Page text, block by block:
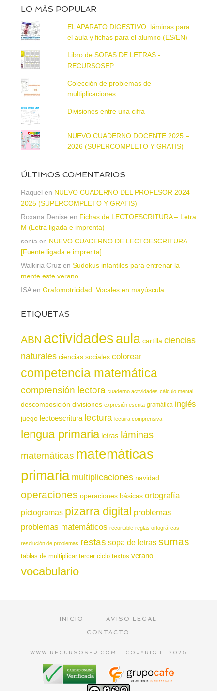
LO MÁS POPULAR
EL APARATO DIGESTIVO: láminas para
el aula y fichas para el alumno (ES/EN)
Libro de SOPAS DE LETRAS -
RECURSOSEP
Colección de problemas de
multiplicaciones
Divisiones entre una cifra
NUEVO CUADERNO DOCENTE 2025 –
2026 (SUPERCOMPLETO Y GRATIS)
ÚLTIMOS COMENTARIOS
Raquel en NUEVO CUADERNO DEL PROFESOR 2024 –
2025 (SUPERCOMPLETO Y GRATIS)
Roxana Denise en Fichas de LECTOESCRITURA – Letra
M (Letra ligada e imprenta)
sonia en NUEVO CUADERNO DE LECTOESCRITURA
[Fuente ligada e imprenta]
Walkiria Cruz en Sudokus infantiles para entrenar la
mente este verano
ISAen Grafomotricidad. Vocales en mayúscula
ETIQUETAS
ABN actividadesaula cartilla ciencias
naturales ciencias sociales colorear
competencia matemática
comprensión lectora cuaderno actividades cálculo mental
descomposición divisiones expresión escrita gramática inglés
juego lectoescritura lectura lectura comprensiva
lengua primaria letras láminas
matemáticas matemáticas
primaria multiplicaciones navidad
operaciones operaciones básicas ortografía
pictogramas pizarra digital problemas
problemas matemáticos recortable reglas ortográficas
resolución de problemas restas sopa de letras sumas
tablas de multiplicar tercer ciclo textos verano
vocabulario
INICIO
AVISO LEGAL
CONTACTO
WWW.RECURSOSEP.COM - COPYRIGHT 2026